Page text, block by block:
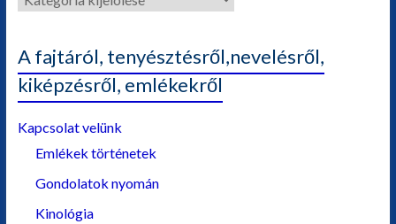
A fajtáról, tenyésztésről,nevelésről,
kiképzésről, emlékekről
Kapcsolat velünk
Emlékek történetek
Gondolatok nyomán
Kinológia